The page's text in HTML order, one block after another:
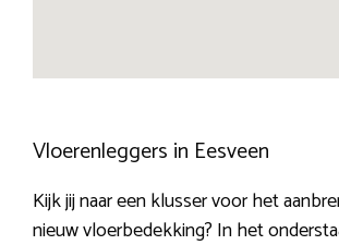
Vloerenleggers in Eesveen
Kijk jij naar een klusser voor het
nieuw vloerbedekking? In het